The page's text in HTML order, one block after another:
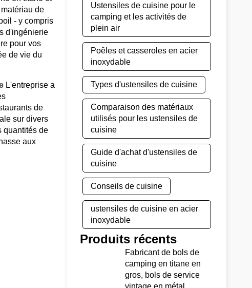
de
- y compris
d'ingénierie
pour vos
de vie du
L'entreprise a
de
sur divers
quantités de
aux
Ustensiles de cuisine pour le
camping et les activités de
plein air
Poêles et casseroles en acier
inoxydable
Types d'ustensiles de cuisine
Comparaison des matériaux
utilisés pour les ustensiles de
cuisine
Guide d'achat d'ustensiles de
cuisine
Conseils de cuisine
ustensiles de cuisine en acier
inoxydable
Produits récents
Fabricant de bols de
camping en titane en
gros, bols de service
vintage en métal